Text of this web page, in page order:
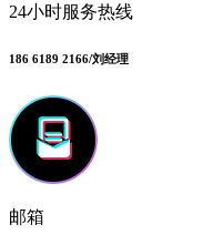
24小时服务热线
186 6189 2166/刘经理
邮箱